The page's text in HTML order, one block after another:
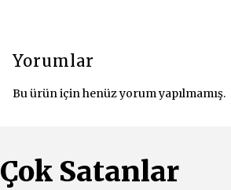
Yorumlar
Bu ürün için henüz yorum yapılmamış.
Çok Satanlar